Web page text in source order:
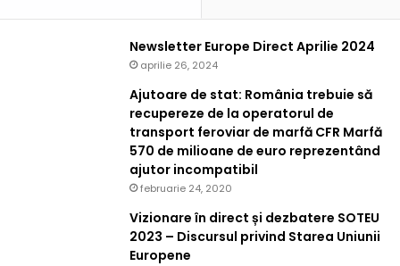
Newsletter Europe Direct Aprilie 2024
aprilie 26, 2024
Ajutoare de stat: România trebuie să
recupereze de la operatorul de
transport feroviar de marfă CFR Marfă
570 de milioane de euro reprezentând
ajutor incompatibil
februarie 24, 2020
Vizionare în direct și dezbatere SOTEU
2023 – Discursul privind Starea Uniunii
Europene